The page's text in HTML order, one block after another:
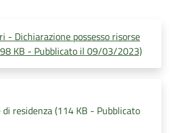
- Dichiarazione possesso risorse
KB - Pubblicato il 09/03/2023)
residenza (114 KB - Pubblicato